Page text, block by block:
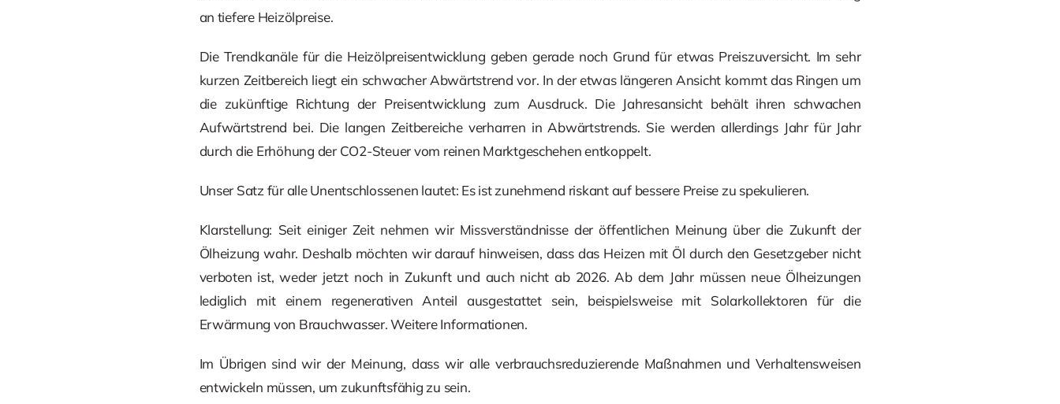
an tiefere Heizölpreise.
Die Trendkanäle für die Heizölpreisentwicklung geben gerade noch Grund für etwas Preiszuversicht. Im sehr
kurzen Zeitbereich liegt ein schwacher Abwärtstrend vor. In der etwas längeren Ansicht kommt das Ringen um
die zukünftige Richtung der Preisentwicklung zum Ausdruck. Die Jahresansicht behält ihren schwachen
Aufwärtstrend bei. Die langen Zeitbereiche verharren in Abwärtstrends. Sie werden allerdings Jahr für Jahr
durch die Erhöhung der CO2-Steuer vom reinen Marktgeschehen entkoppelt.
Unser Satz für alle Unentschlossenen lautet: Es ist zunehmend riskant auf bessere Preise zu spekulieren.
Klarstellung: Seit einiger Zeit nehmen wir Missverständnisse der öffentlichen Meinung über die Zukunft der
Ölheizung wahr. Deshalb möchten wir darauf hinweisen, dass das Heizen mit Öl durch den Gesetzgeber nicht
verboten ist, weder jetzt noch in Zukunft und auch nicht ab 2026. Ab dem Jahr müssen neue Ölheizungen
lediglich mit einem regenerativen Anteil ausgestattet sein, beispielsweise mit Solarkollektoren für die
Erwärmung von Brauchwasser. Weitere Informationen.
Im Übrigen sind wir der Meinung, dass wir alle verbrauchsreduzierende Maßnahmen und Verhaltensweisen
entwickeln müssen, um zukunftsfähig zu sein.